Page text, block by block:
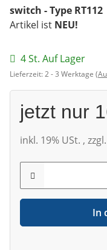
switch - Type RT112
Artikel ist NEU!
4 St. Auf Lager
Lieferzeit:2 - 3 Werktage
jetzt nur
inkl. 19% USt. , zzgl.
In